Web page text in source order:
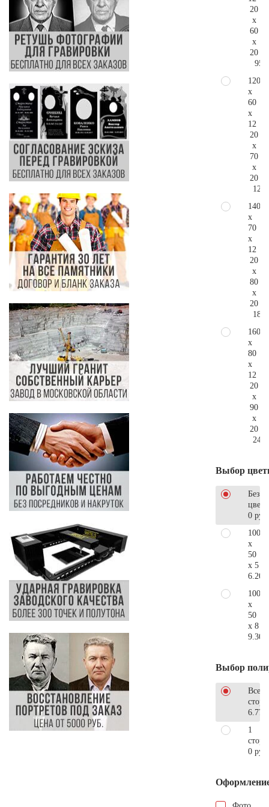
20
x
60
x
20
120
x
60
x
12
20
x
70
x
20
140
x
70
x
12
20
x
80
x
20
160
x
80
x
12
20
x
90
x
20
Выбор
Без
0 руб.
100
x
50
x 5
100
x
50
x 8
Выбор
Все
1
0 руб.